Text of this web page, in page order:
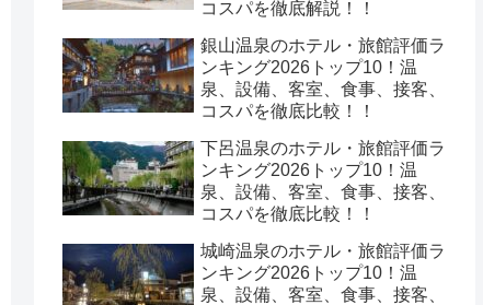
コスパを徹底解説！！
銀山温泉のホテル・旅館評価ラ
ンキング2026トップ10！温
泉、設備、客室、食事、接客、
コスパを徹底比較！！
下呂温泉のホテル・旅館評価ラ
ンキング2026トップ10！温
泉、設備、客室、食事、接客、
コスパを徹底比較！！
城崎温泉のホテル・旅館評価ラ
ンキング2026トップ10！温
泉、設備、客室、食事、接客、